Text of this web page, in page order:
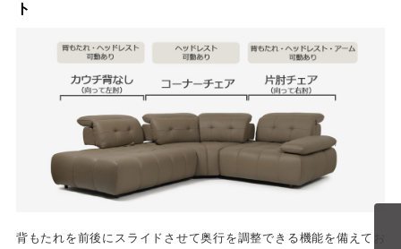
ト
背もたれを前後にスライドさせて奥行を調整できる機能を備えてお